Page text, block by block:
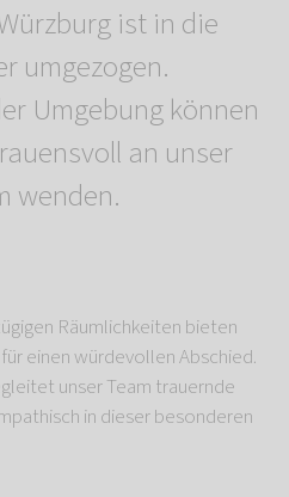
ist in die
umgezogen.
Umgebung können
an unser
wenden.
Räumlichkeiten bieten
einen würdevollen Abschied.
unser Team trauernde
in dieser besonderen